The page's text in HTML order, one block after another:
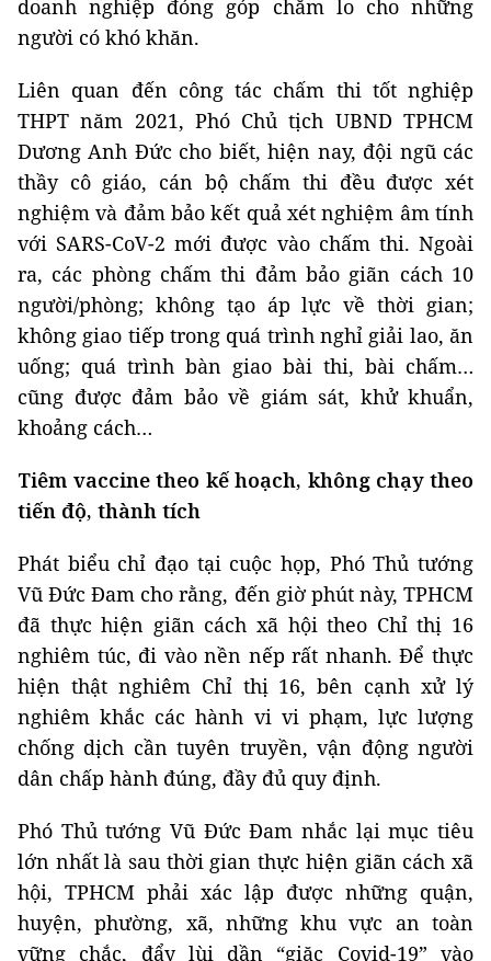
doanh nghiệp đóng góp chăm lo cho những
người có khó khăn.
Liên quan đến công tác chấm thi tốt nghiệp
THPT năm 2021, Phó Chủ tịch UBND TPHCM
Dương Anh Đức cho biết, hiện nay, đội ngũ các
thầy cô giáo, cán bộ chấm thi đều được xét
nghiệm và đảm bảo kết quả xét nghiệm âm tính
với SARS-CoV-2 mới được vào chấm thi. Ngoài
ra, các phòng chấm thi đảm bảo giãn cách 10
người/phòng; không tạo áp lực về thời gian;
không giao tiếp trong quá trình nghỉ giải lao, ăn
uống; quá trình bàn giao bài thi, bài chấm…
cũng được đảm bảo về giám sát, khử khuẩn,
khoảng cách…
Tiêm vaccine theo kế hoạch, không chạy theo
tiến độ, thành tích
Phát biểu chỉ đạo tại cuộc họp, Phó Thủ tướng
Vũ Đức Đam cho rằng, đến giờ phút này, TPHCM
đã thực hiện giãn cách xã hội theo Chỉ thị 16
nghiêm túc, đi vào nền nếp rất nhanh. Để thực
hiện thật nghiêm Chỉ thị 16, bên cạnh xử lý
nghiêm khắc các hành vi vi phạm, lực lượng
chống dịch cần tuyên truyền, vận động người
dân chấp hành đúng, đầy đủ quy định.
Phó Thủ tướng Vũ Đức Đam nhắc lại mục tiêu
lớn nhất là sau thời gian thực hiện giãn cách xã
hội, TPHCM phải xác lập được những quận,
huyện, phường, xã, những khu vực an toàn
vững chắc, đẩy lùi dần “giặc Covid-19” vào